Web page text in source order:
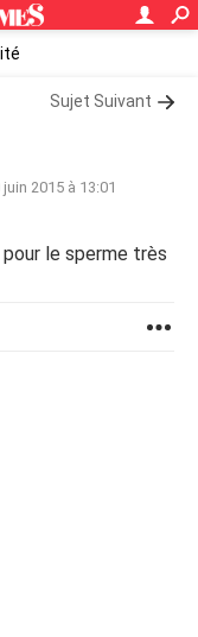
Sujet Suivant
2015 à 13:01
le sperme très